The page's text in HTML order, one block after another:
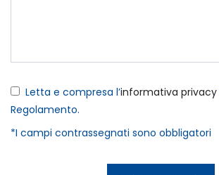
Letta e compresa l’informativa privacy
Regolamento.
*I campi contrassegnati sono obbligatori